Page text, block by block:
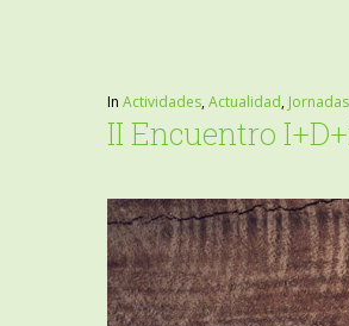
In Actividades,Actualidad, Jornadas
II Encuentro